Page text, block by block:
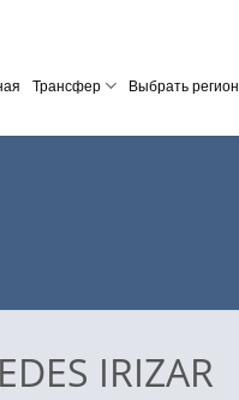
Трансфер Выбрать регион
IRIZAR